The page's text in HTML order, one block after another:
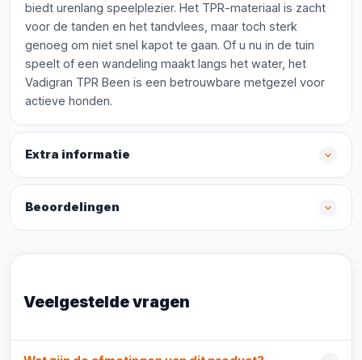
biedt urenlang speelplezier. Het TPR-materiaal is zacht
voor de tanden en het tandvlees, maar toch sterk
genoeg om niet snel kapot te gaan. Of u nu in de tuin
speelt of een wandeling maakt langs het water, het
Vadigran TPR Been is een betrouwbare metgezel voor
actieve honden.
Extra informatie
Beoordelingen
Veelgestelde vragen